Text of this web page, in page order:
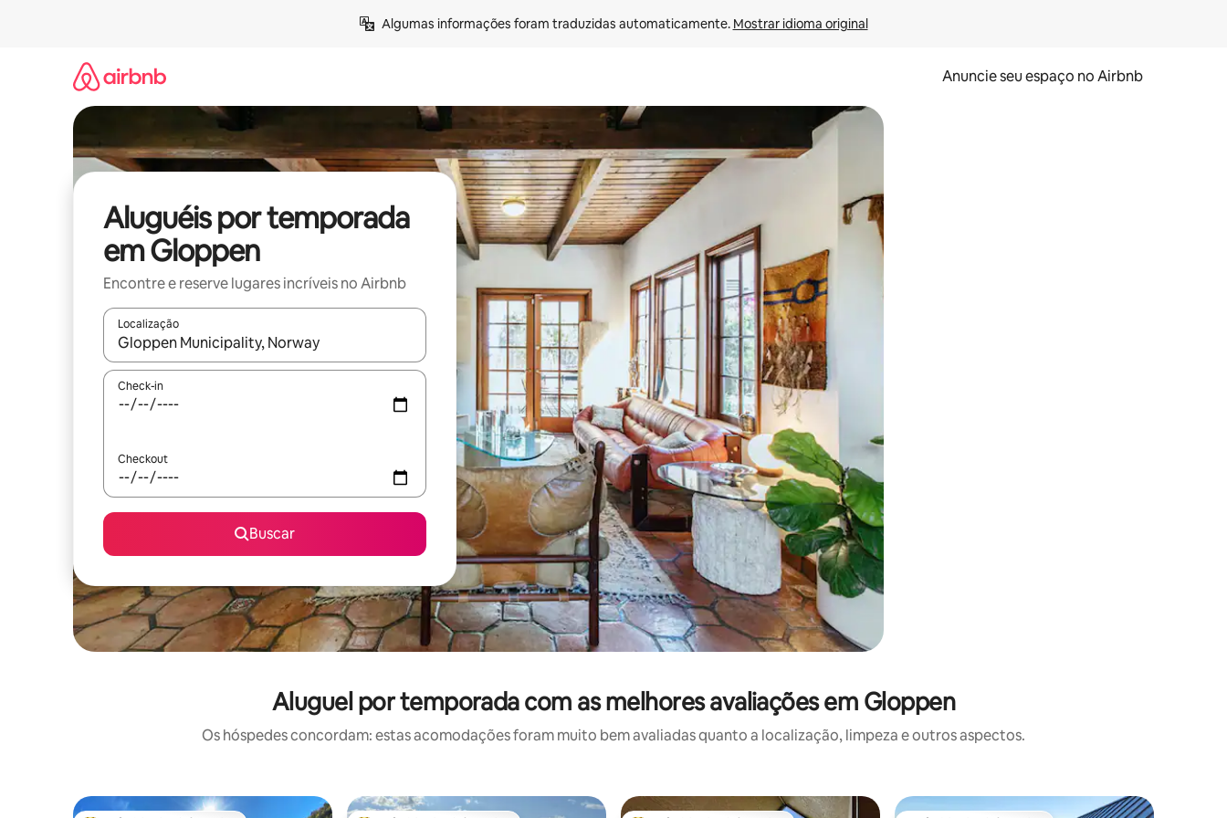
Algumas informações foram traduzidas automaticamente. Mostrar idioma original
Anuncie seu espaço no Airbnb
Aluguéis por temporada
em Gloppen
Encontre e reserve lugares incríveis no Airbnb
Localização
Quando os resultados estiverem disponíveis, explore-os usando as seta para cima e para baixo do teclado ou tocando e deslizando o dedo na tela.
Check-in
Checkout
Buscar
Aluguel por temporada com as melhores avaliações em Gloppen
Os hóspedes concordam: estas acomodações foram muito bem avaliadas quanto a localização, limpeza e outros aspectos.